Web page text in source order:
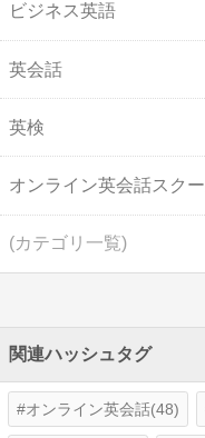
ビジネス英語
英会話
英検
オンライン英会話スク
(カテゴリ一覧)
関連ハッシュタグ
オンライン英会話(48)